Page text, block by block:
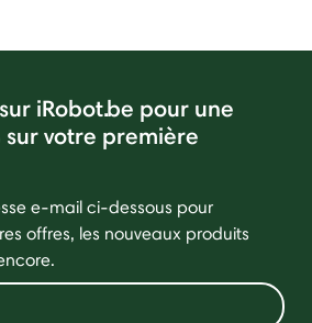
iRobot.be pour une
sur votre première
e-mail ci-dessous pour
offres, les nouveaux produits